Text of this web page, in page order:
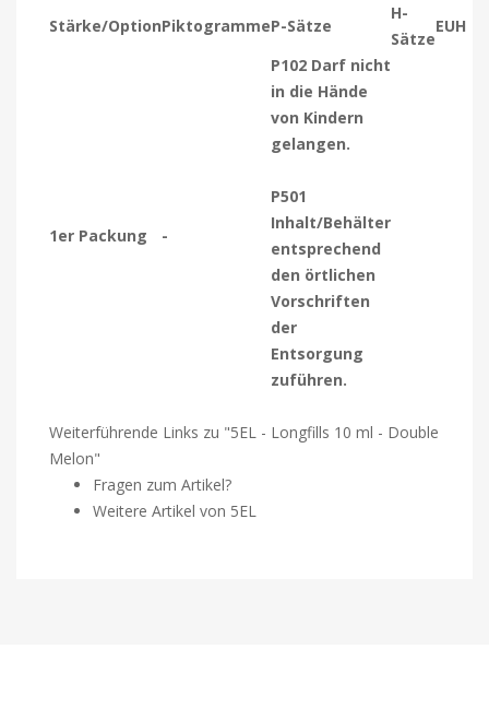
Stärke/OptionPiktogrammeP-Sätze
H-
Sätze
EUH
1er Packung -
P102 Darf nicht
in die Hände
von Kindern
gelangen.
P501
Inhalt/Behälter
entsprechend
den örtlichen
Vorschriften
der
Entsorgung
zuführen.
Weiterführende Links zu "5EL - Longfills 10 ml - Double
Melon"
Fragen zum Artikel?
Weitere Artikel von 5EL